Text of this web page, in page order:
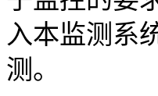
入本监测系
测。